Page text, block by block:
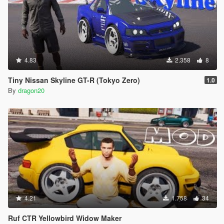
4.83 2.358 8
Tiny Nissan Skyline GT-R (Tokyo Zero) 1.0
By dragon20
4.21 1.758 34
Ruf CTR Yellowbird Widow Maker